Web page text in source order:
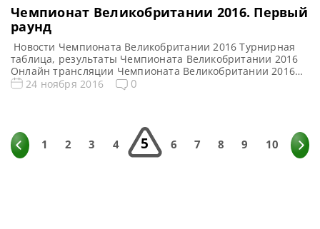
Чемпионат Великобритании 2016. Первый
раунд
Новости Чемпионата Великобритании 2016 Турнирная
таблица, результаты Чемпионата Великобритании 2016
Онлайн трансляции Чемпионата Великобритании 2016
Все видео Чемпионата Великобритании 2016 Сенчури
О’Салливан — 129, 103, 106 Игор Фигэйредо […]
24 ноября 2016 0
1 2 3 4 5 6 7 8 9 10